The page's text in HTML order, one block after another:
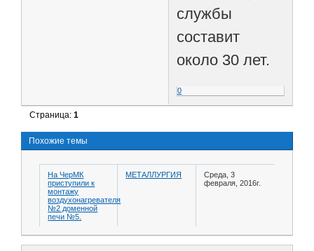
службы
составит
около 30 лет.
0
Страница:1
Похожие темы
На ЧерМК
приступили к
монтажу
воздухонагревателя
№2 доменной
печи №5.
МЕТАЛЛУРГИЯ
Среда, 3
февраля, 2016г.